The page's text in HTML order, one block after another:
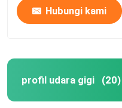
Hubungi kami
profil udara gigi (20)